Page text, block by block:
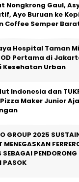
Nongkrong Gaul,
Ayo Buruan ke
Coffee Semper
Hospital Taman
Pertama di
Kesehatan Urban
Indonesia dan
Maker Junior
GROUP 2025
MENEGASKAN
SEBAGAI
PASOK